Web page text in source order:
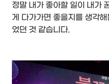
정말 내가 좋아할 일이 내가
게 다가가면 좋을지를 생각
었던 것 같습니다.